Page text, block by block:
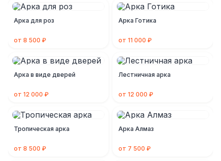
Арка для роз
от 8 500 ₽
Арка Готика
от 11 000 ₽
Арка в виде дверей
от 12 000 ₽
Лестничная арка
от 12 000 ₽
Тропическая арка
от 8 500 ₽
Арка Алмаз
от 7 500 ₽